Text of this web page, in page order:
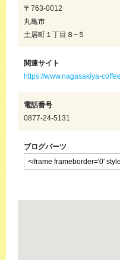
〒763-0012
丸亀市
土居町１丁目８−５
関連サイト
https://www.nagasakiya-
電話番号
0877-24-5131
ブログパーツ